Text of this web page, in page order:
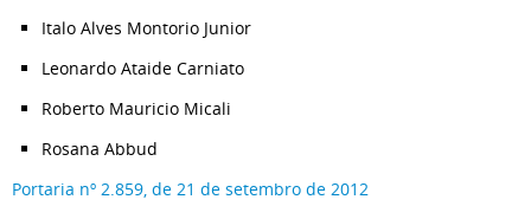
Italo Alves Montorio Junior
Leonardo Ataide Carniato
Roberto Mauricio Micali
Rosana Abbud
Portaria nº 2.859, de 21 de setembro de 2012